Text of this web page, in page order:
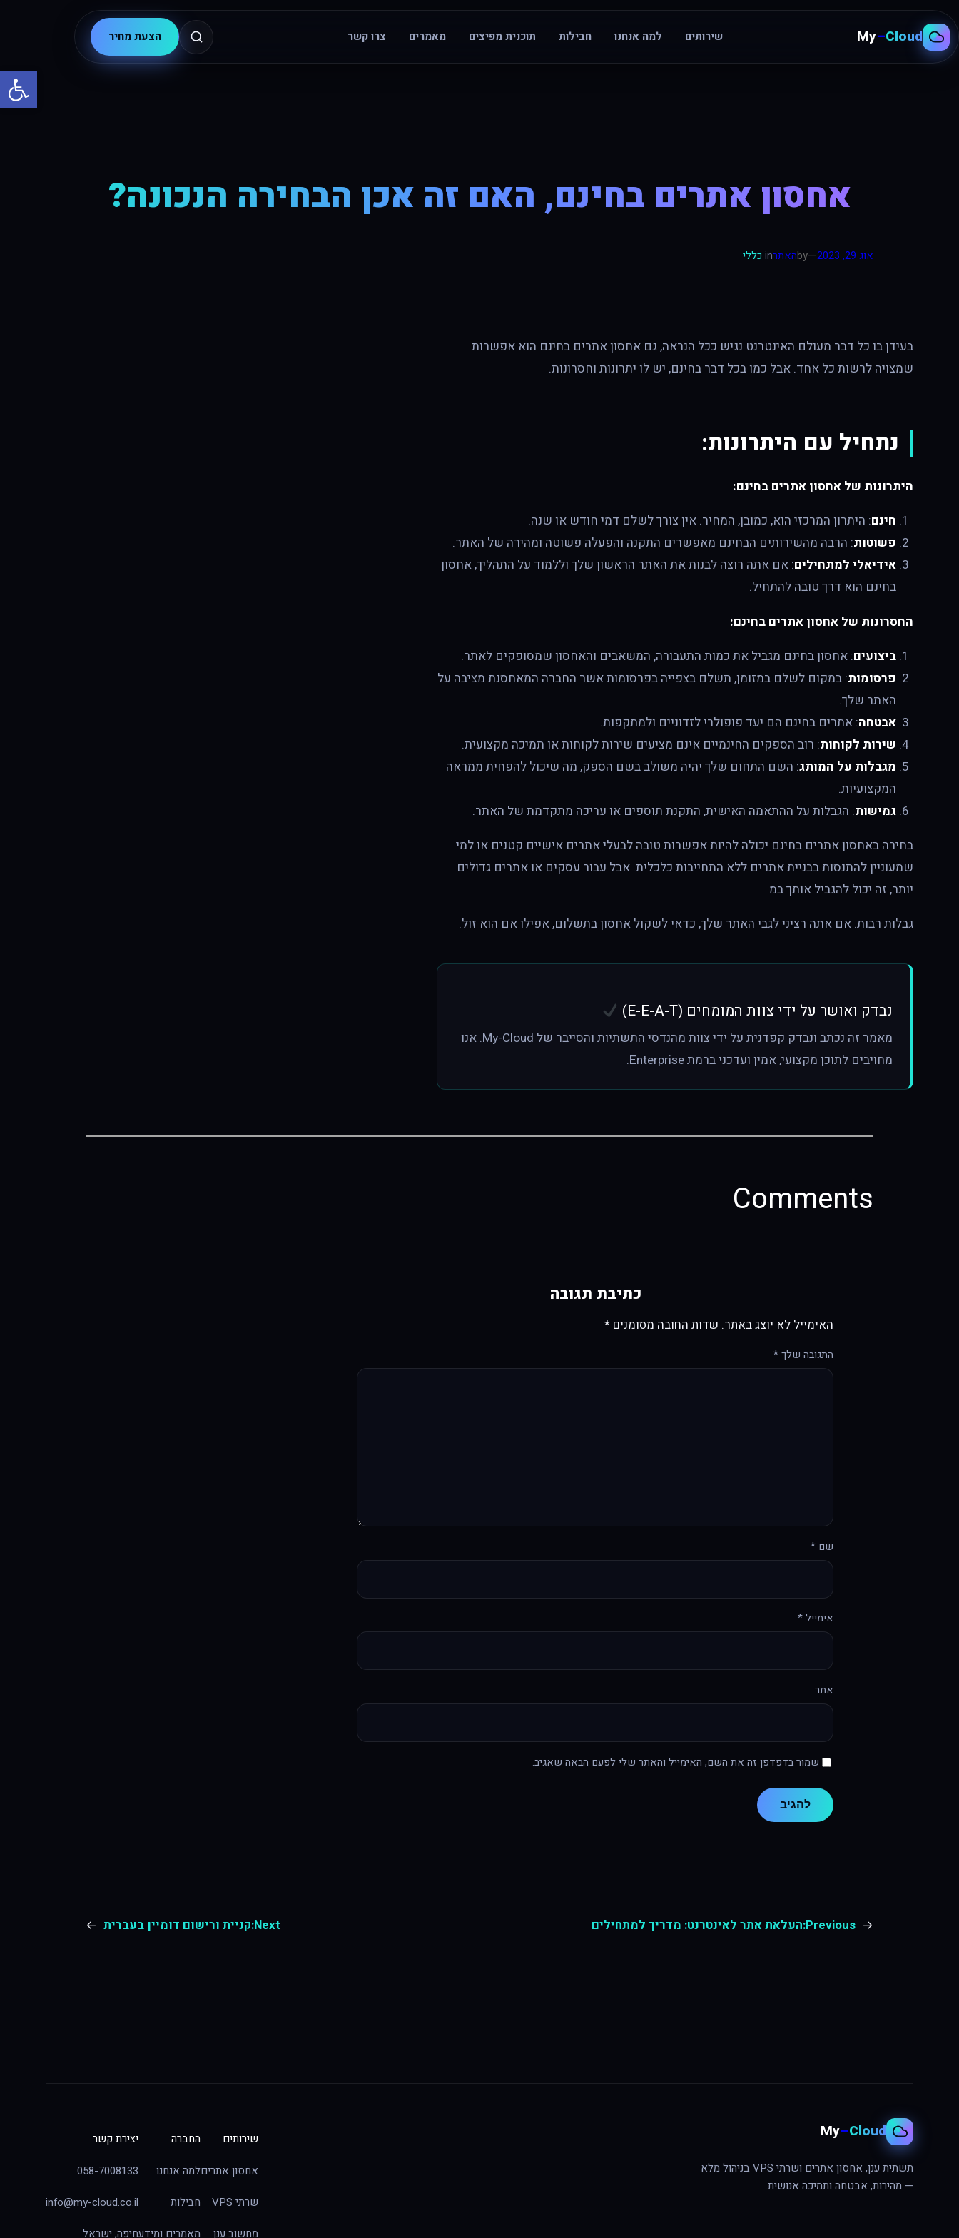
פתח
My–Cloud שירותים למה אנחנו חבילות תוכנית מפיצים מאמרים צרו קשר הצעת מחיר
אחסון אתרים בחינם, האם זה אכן הבחירה הנכונה?
אוג 29, 2023 —
byהאתרin כללי
בעידן בו כל דבר מעולם האינטרנט נגיש ככל הנראה, גם אחסון אתרים בחינם הוא אפשרות
שמצויה לרשות כל אחד. אבל כמו בכל דבר בחינם, יש לו יתרונות וחסרונות.
נתחיל עם היתרונות:
היתרונות של אחסון אתרים בחינם:
חינם: היתרון המרכזי הוא, כמובן, המחיר. אין צורך לשלם דמי חודש או שנה.
פשוטות: הרבה מהשירותים הבחינם מאפשרים התקנה והפעלה פשוטה ומהירה של האתר.
אידיאלי למתחילים: אם אתה רוצה לבנות את האתר הראשון שלך וללמוד על התהליך, אחסון
בחינם הוא דרך טובה להתחיל.
החסרונות של אחסון אתרים בחינם:
ביצועים: אחסון בחינם מגביל את כמות התעבורה, המשאבים והאחסון שמסופקים לאתר.
פרסומות: במקום לשלם במזומן, תשלם בצפייה בפרסומות אשר החברה המאחסנת מציבה על
האתר שלך.
אבטחה: אתרים בחינם הם יעד פופולרי לזדוניים ולמתקפות.
שירות לקוחות: רוב הספקים החינמיים אינם מציעים שירות לקוחות או תמיכה מקצועית.
מגבלות על המותג: השם התחום שלך יהיה משולב בשם הספק, מה שיכול להפחית ממראה
המקצועיות.
גמישות: הגבלות על ההתאמה האישית, התקנת תוספים או עריכה מתקדמת של האתר.
בחירה באחסון אתרים בחינם יכולה להיות אפשרות טובה לבעלי אתרים אישיים קטנים או למי
שמעוניין להתנסות בבניית אתרים ללא התחייבות כלכלית. אבל עבור עסקים או אתרים גדולים
יותר, זה יכול להגביל אותך במ
גבלות רבות. אם אתה רציני לגבי האתר שלך, כדאי לשקול אחסון בתשלום, אפילו אם הוא זול.
נבדק ואושר על ידי צוות המומחים (E-E-A-T)
מאמר זה נכתב ונבדק קפדנית על ידי צוות מהנדסי התשתיות והסייבר של My-Cloud. אנו
מחויבים לתוכן מקצועי, אמין ועדכני ברמת Enterprise.
Comments
כתיבת תגובה
האימייל לא יוצג באתר. שדות החובה מסומנים *
התגובה שלך*
שם *
אימייל*
אתר
שמור בדפדפן זה את השם, האימייל והאתר שלי לפעם הבאה שאגיב.
←
Previous: העלאת אתר לאינטרנט: מדריך למתחילים Next: קניית ורישום דומיין בעברית →
My–Cloud
תשתית ענן, אחסון אתרים ושרתי VPS בניהול מלא
— מהירות, אבטחה ותמיכה אנושית.
שירותים
אחסון אתרים
שרתי VPS
מחשוב ענן
החברה
למה אנחנו
חבילות
מאמרים ומידע
יצירת קשר
058-7008133
info@my-cloud.co.il
חיפה, ישראל